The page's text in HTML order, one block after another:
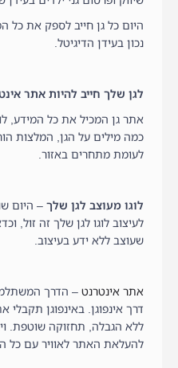
היום כל גן חייב לספק את כל
נכון בעידן הדיגיטל.
לגן שלך חייב להיות אתר
אתר גן המכיל את כל המידע,
כמה מילים על הגן, המלצות
לעומת מתחרים באזור.
לוגו מעוצב לגן שלך– היום
לעיצוב לוגו לגן שלך זה זול,
שעוצב ללא ידע בעיצוב.
אתר אינטרנט– הדרך
דרך אינפוגן. באינפוגן תקבלי
ללא הגבלה, תחזוקה שוטפת.
להעלאת האתר לאוויר עם כל